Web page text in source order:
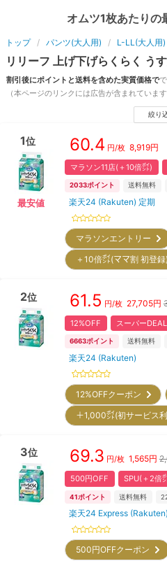
オムツ1枚あたりの
トップ パンツ(大人用) L-LL(大人用)
リリーフ 上げ下げらくらく う
割引後にポイントと送料を含めた実質価格で
（本ページのリンクには広告が含まれています
絞り
1位
最安値
60.4 円/枚 8,919円
マラソン11店(＋10倍㌽)
2033ポイント 送料無料
楽天24 (Rakuten) 定期
マラソンエントリー
＋10倍㌽(ママ割 初登
2位 61.5 円/枚 27,705円
12%OFF スーパー
6663ポイント 送料無料
楽天24 (Rakuten)
12%OFFクーポン
＋1,000㌽(初サービス
3位 69.3 円/枚 1,565円
500円OFF SPU(＋2倍
41ポイント 送料無料
楽天24 Express (Rakuten)
500円OFFクーポン